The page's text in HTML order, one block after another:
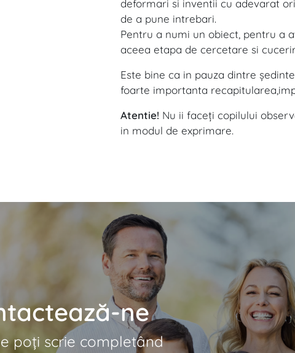
deformari si inventii cu adevarat
de a pune intrebari.
Pentru a numi un obiect, pentru a
aceea etapa de cercetare si
Este bine ca in pauza dintre
foarte importanta
Atentie! Nu ii faceţi copilului
in modul de exprimare.
ne
poți scrie completând